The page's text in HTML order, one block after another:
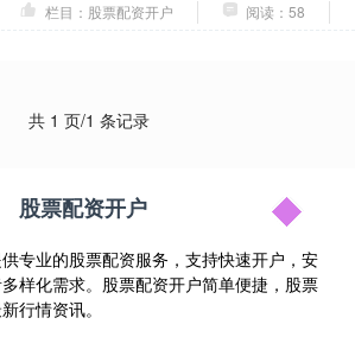
栏目：股票配资开户
阅读：58
共 1 页/1 条记录
股票配资开户
专业的股票配资服务，支持快速开户，安
样化需求。股票配资开户简单便捷，股票
行情资讯。